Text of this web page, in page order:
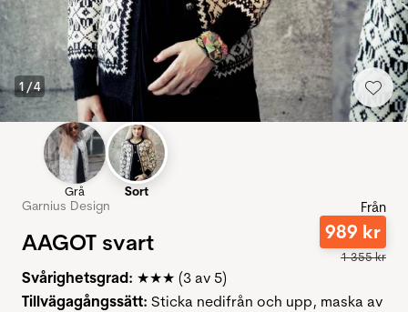
1/4
Grå Sort
Garnius Design
AAGOT svart
Från
989 kr
1355kr
Svårighetsgrad: ★★★ (3 av 5)
Tillvägagångssätt: Sticka nedifrån och upp, maska ​​av